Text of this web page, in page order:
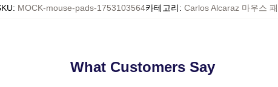
: MOCK-mouse-pads-1753103564카테고리: Carlos Alcaraz 마우스
What Customers Say